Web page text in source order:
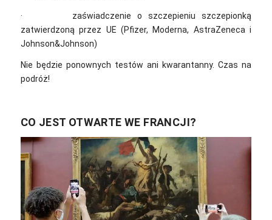
· zaświadczenie o szczepieniu szczepionką
zatwierdzoną przez UE (Pfizer, Moderna, AstraZeneca i
Johnson&Johnson)
Nie będzie ponownych testów ani kwarantanny. Czas na
podróż!
CO JEST OTWARTE WE FRANCJI?